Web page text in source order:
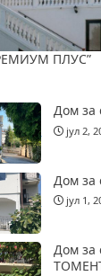
ПЛУС”
Дом за
јул 2,
Дом за
јул 1,
Дом за